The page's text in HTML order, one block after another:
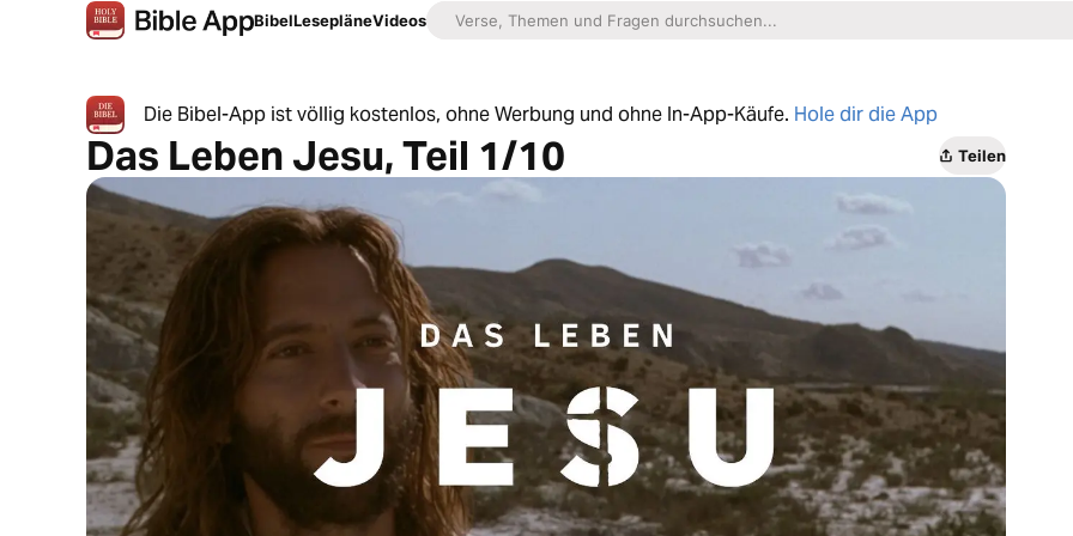
BibelLesepläneVideos
Die Bibel-App ist völlig kostenlos, ohne Werbung und ohne In-App-Käufe. Hole dir die App
Das Leben Jesu, Teil 1/10 Teilen